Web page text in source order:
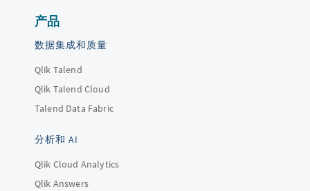
产品
数据集成和质量
Qlik Talend
Qlik Talend Cloud
Talend Data Fabric
分析和 AI
Qlik Cloud Analytics
Qlik Answers